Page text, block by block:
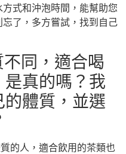
式和沖泡時間，能幫助您
了，多方嘗試，找到自己
同，適合喝
是真的嗎？我
體質，並選
的人，適合飲用的茶類也